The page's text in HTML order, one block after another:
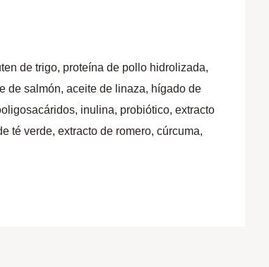
de trigo, proteína de pollo hidrolizada,
de salmón, aceite de linaza, hígado de
inulina, probiótico, extracto
té verde, extracto de romero, cúrcuma,